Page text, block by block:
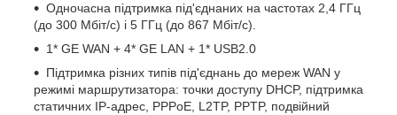
Одночасна підтримка під'єднаних на частотах 2,4 ГГц
(до 300 Мбіт/с) і 5 ГГц (до 867 Мбіт/с).
1* GE WAN + 4* GE LAN + 1* USB2.0
Підтримка різних типів під'єднань до мереж WAN у
режимі маршрутизатора: точки доступу DHCP, підтримка
статичних IP-адрес, PPPoE, L2TP, PPTP, подвійний